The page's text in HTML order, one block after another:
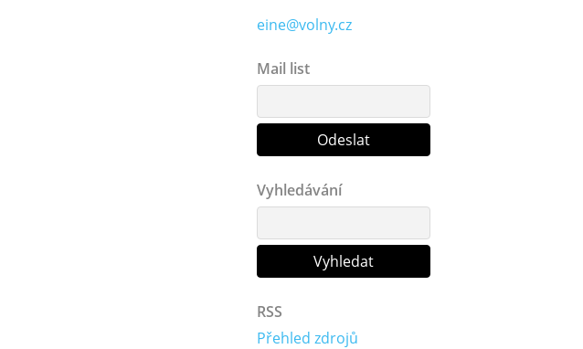
eine@volny.cz
Mail list
Vyhledávání
RSS
Přehled zdrojů